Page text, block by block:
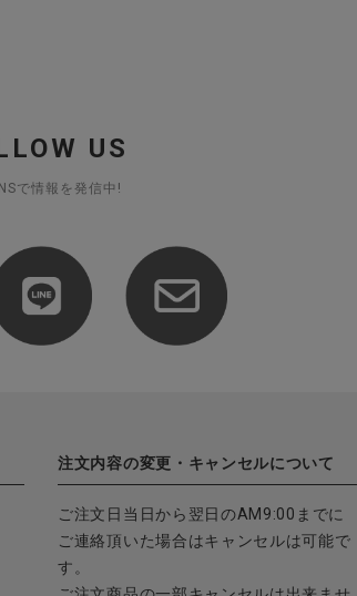
US
で情報を発信中!
注文内容の変更・キャンセルについて
ご注文日当日から翌日のAM9:00までに
ご連絡頂いた場合はキャンセルは可能で
す。